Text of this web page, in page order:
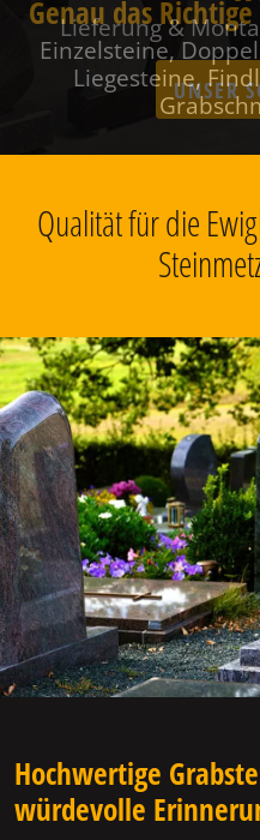
Genau das
Einzelsteine,
Liegesteine,
Qualität für die
Hochwertige
würdevolle